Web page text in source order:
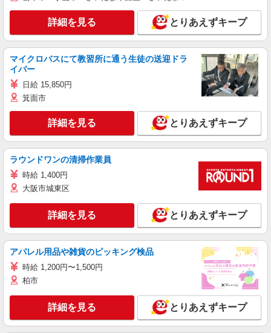
詳細を見る とりあえずキープ
マイクロバスにて教習所に通う生徒の送迎ドラ
イバー
日給 15,850円
箕面市
詳細を見る とりあえずキープ
ラウンドワンの清掃作業員
時給 1,400円
大阪市城東区
詳細を見る とりあえずキープ
アパレル用品や雑貨のピッキング検品
時給 1,200円〜1,500円
柏市
詳細を見る とりあえずキープ